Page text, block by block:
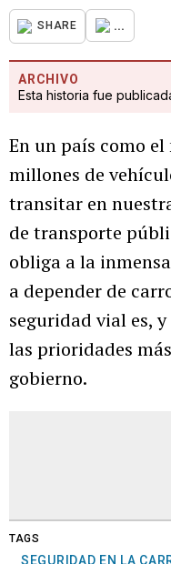
SHARE ...
ARCHIVO
Esta historia fue
En un país como
millones de
transitar en
de transporte
obliga a la
a depender de
seguridad vial es,
las prioridades
gobierno.
TAGS
SEGURIDAD EN LA